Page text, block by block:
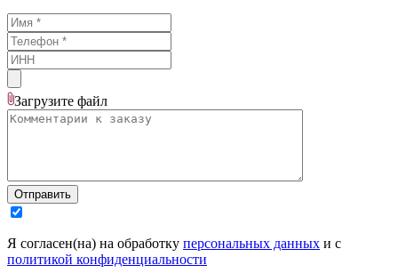
Загрузите файл
Отправить
Я согласен(на) на обработку персональных данных и с
политикой конфиденциальности